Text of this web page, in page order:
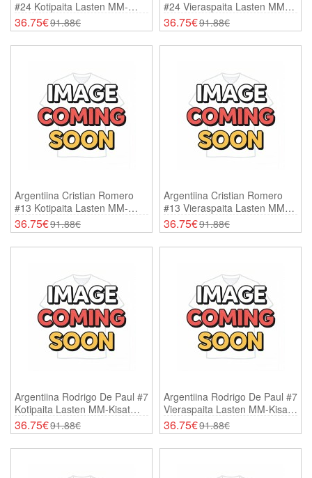
#24 Kotipaita Lasten MM-
Kisat 2026 Lyhythihainen (+
Shortsit)
36.75€91.88€
#24 Vieraspaita Lasten MM-
Kisat 2026 Lyhythihainen (+
Shortsit)
36.75€91.88€
Argentiina Cristian Romero
#13 Kotipaita Lasten MM-
Kisat 2026 Lyhythihainen (+
Shortsit)
36.75€91.88€
Argentiina Cristian Romero
#13 Vieraspaita Lasten MM-
Kisat 2026 Lyhythihainen (+
Shortsit)
36.75€91.88€
Argentiina Rodrigo De Paul #7
Kotipaita Lasten MM-Kisat
2026 Lyhythihainen (+
Shortsit)
36.75€91.88€
Argentiina Rodrigo De Paul #7
Vieraspaita Lasten MM-Kisat
2026 Lyhythihainen (+
Shortsit)
36.75€91.88€